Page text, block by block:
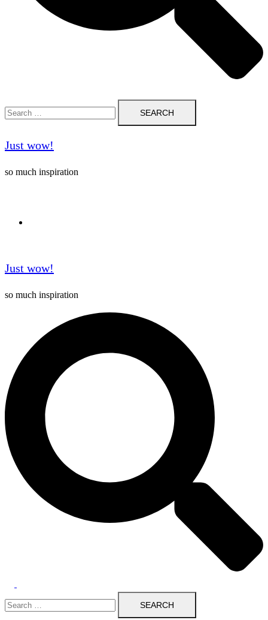
Search
for:
Just wow!
so much inspiration
Just wow!
so much inspiration
Search
for: